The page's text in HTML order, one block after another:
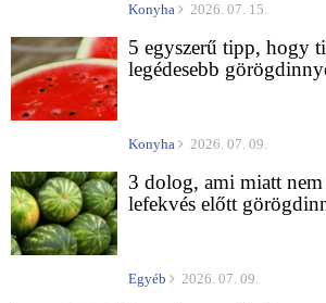
Konyha 2026. 07. 15.
5 egyszerű tipp, hogy
legédesebb
Konyha 2026. 07. 09.
3 dolog, ami miatt nem
lefekvés előtt
Egyéb 2026. 07. 09.